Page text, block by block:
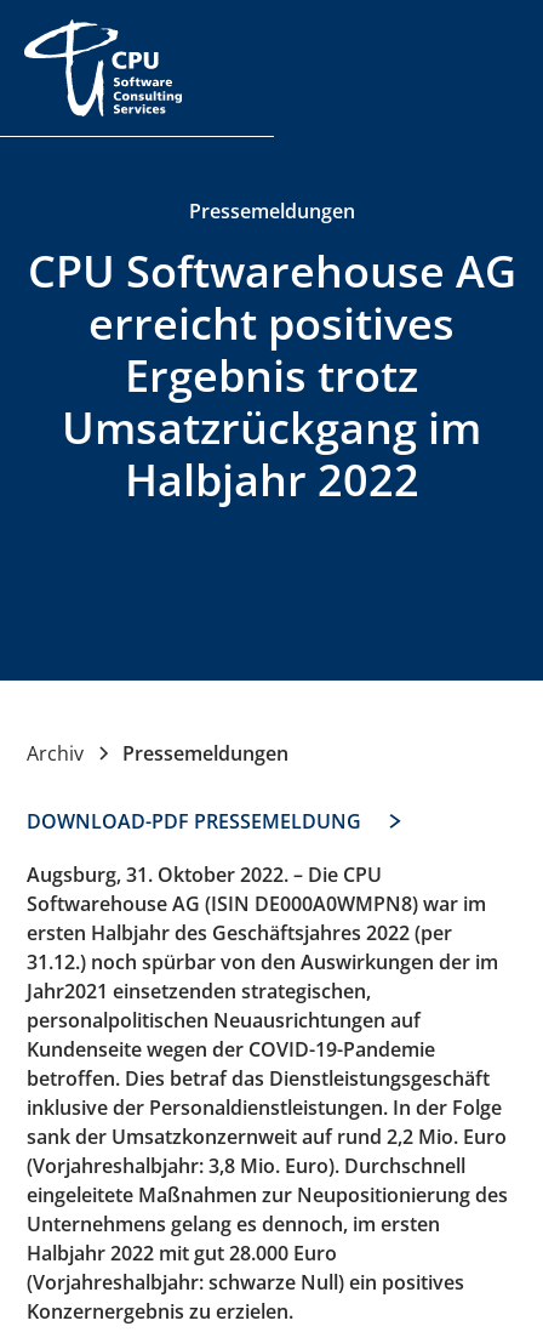
Pressemeldungen
CPU Softwarehouse AG
erreicht positives
Ergebnis trotz
Umsatzrückgang im
Halbjahr 2022
Archiv Pressemeldungen
DOWNLOAD-PDF PRESSEMELDUNG
Augsburg, 31. Oktober 2022. – Die CPU
Softwarehouse AG (ISIN DE000A0WMPN8) war im
ersten Halbjahr des Geschäftsjahres 2022 (per
31.12.) noch spürbar von den Auswirkungen der im
Jahr2021 einsetzenden strategischen,
personalpolitischen Neuausrichtungen auf
Kundenseite wegen der COVID-19-Pandemie
betroffen. Dies betraf das Dienstleistungsgeschäft
inklusive der Personaldienstleistungen. In der Folge
sank der Umsatzkonzernweit auf rund 2,2 Mio. Euro
(Vorjahreshalbjahr: 3,8 Mio. Euro). Durchschnell
eingeleitete Maßnahmen zur Neupositionierung des
Unternehmens gelang es dennoch, im ersten
Halbjahr 2022 mit gut 28.000 Euro
(Vorjahreshalbjahr: schwarze Null) ein positives
Konzernergebnis zu erzielen.